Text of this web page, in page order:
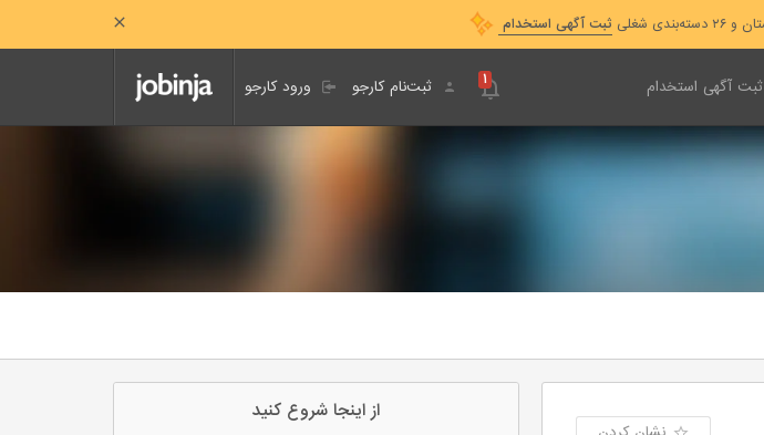
ثبت آگهی استخدام
ثبت آگهی استخدام ورود کارجو ثبت‌نام کارجو ۱
از اینجا شروع کنید